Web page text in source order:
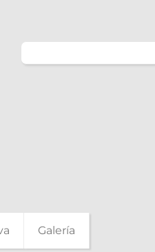
Galería